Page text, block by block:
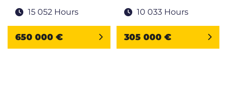
15 052 Hours
650 000 €
10 033 Hours
305 000 €